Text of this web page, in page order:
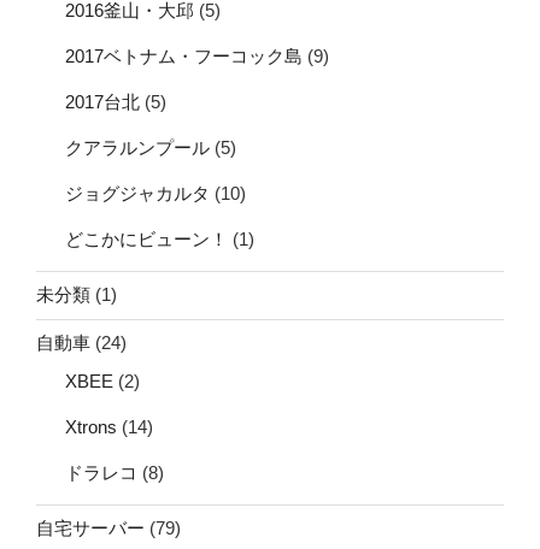
2016釜山・大邱 (5)
2017ベトナム・フーコック島 (9)
2017台北 (5)
クアラルンプール (5)
ジョグジャカルタ (10)
どこかにビューン！ (1)
未分類 (1)
自動車 (24)
XBEE (2)
Xtrons (14)
ドラレコ (8)
自宅サーバー (79)